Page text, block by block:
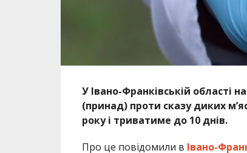
У Івано-Франківській області
(принад) проти сказу диких
року і триватиме до 10 днів.
Про це повідомили в Івано-